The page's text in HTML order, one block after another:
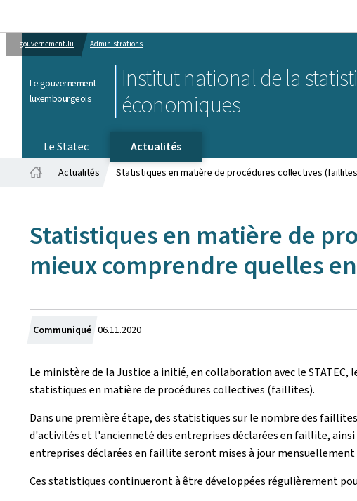
gouvernement.lu Administrations
Le gouvernement
luxembourgeois
Institut national de la
économiques
Le Statec
Actualités
Actualités Statistiques en matière de procédures collectives
Statistiques en matière de
mieux comprendre quelles
Communiqué Crée
le
06.11.2020
Le ministère de la Justice a initié, en collaboration avec le
statistiques en matière de procédures collectives (faillites).
Dans une première étape, des statistiques sur le nombre des
d'activités et l'ancienneté des entreprises déclarées en faillite,
entreprises déclarées en faillite seront mises à jour
Ces statistiques continueront à être développées régulièrement